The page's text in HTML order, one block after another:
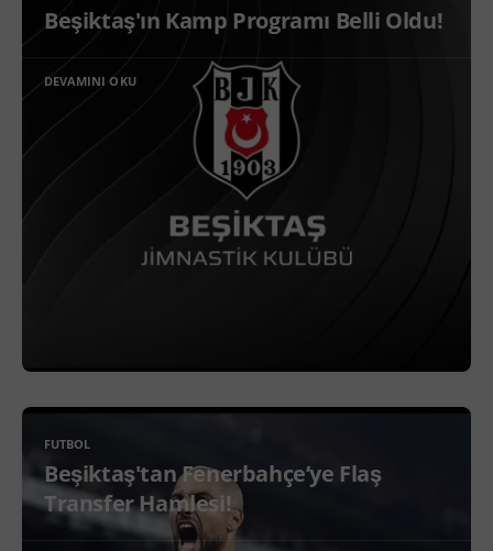
Beşiktaş'ın Kamp Programı Belli Oldu!
DEVAMINI OKU
FUTBOL
Beşiktaş'tan Fenerbahçe’ye Flaş
Transfer Hamlesi!